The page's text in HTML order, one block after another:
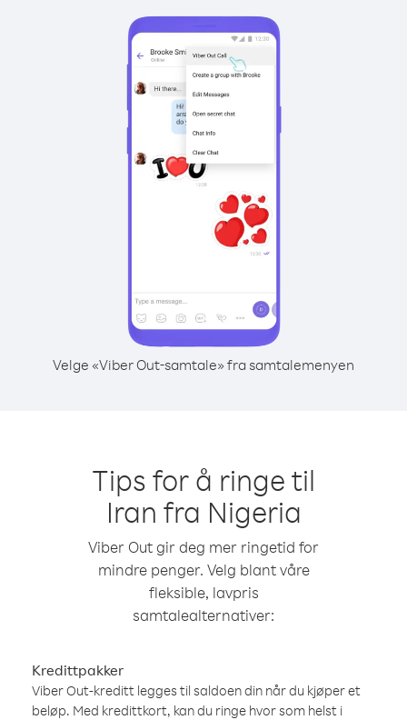
Velge «Viber Out-samtale» fra samtalemenyen
Tips for å ringe til
Iran fra Nigeria
Viber Out gir deg mer ringetid for
mindre penger. Velg blant våre
fleksible, lavpris
samtalealternativer:
Kredittpakker
Viber Out-kreditt legges til saldoen din når du kjøper et
beløp. Med kredittkort, kan du ringe hvor som helst i